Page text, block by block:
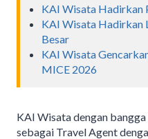
KAI Wisata Hadirkan
KAI Wisata Hadirkan
Besar
KAI Wisata
MICE 2026
KAI Wisata dengan
sebagai Travel Agent